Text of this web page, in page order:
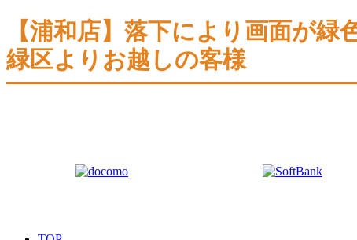
【浦和店】落下により画面が
緑区よりお越しの客様